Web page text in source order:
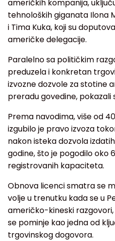
američkih kompanija,
tehnoloških giganata Ilona
i Tima Kuka, koji su
američke delegacije.
Paralelno sa političkim
preduzela i konkretan
izvozne dozvole za stotine
preradu govedine, pokazali
Prema navodima, više od
izgubilo je pravo izvoza
nakon isteka dozvola izdatih
godine, što je pogodilo oko
registrovanih kapaciteta.
Obnova licenci smatra se
volje u trenutku kada se u
američko-kineski
se pominje kao jedna od
trgovinskog dogovora.